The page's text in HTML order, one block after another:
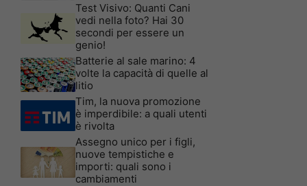
Test Visivo: Quanti Cani
vedi nella foto? Hai 30
secondi per essere un
genio!
Batterie al sale marino: 4
volte la capacità di quelle al
litio
Tim, la nuova promozione
è imperdibile: a quali utenti
è rivolta
Assegno unico per i figli,
nuove tempistiche e
importi: quali sono i
cambiamenti